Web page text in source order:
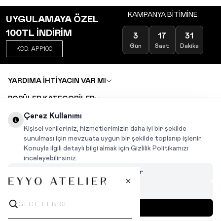
UYGULAMAYA ÖZEL
100TL İNDİRİM
KOD: APP100
KAMPANYA BİTİMİNE
3
Gün
17
Saat
31
Dakika
YARDIMA İHTİYACIN VAR MI
POPÜLER KATEGORİLER
DEĞİŞİM VE İADE TALEBİ
KARIYER
INSTAGRAM
Çerez Kullanımı
Kişisel verileriniz, hizmetlerimizin daha iyi bir şekilde
sunulması için mevzuata uygun bir şekilde toplanıp işlenir.
Konuyla ilgili detaylı bilgi almak için Gizlilik Politikamızı
inceleyebilirsiniz.
Çerezleri Özelleştir